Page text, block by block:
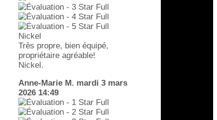
Nickel
Très propre, bien équipé,
propriétaire agréable!
Nickel.
Anne-Marie M. mardi 3 mars
2026 14:49